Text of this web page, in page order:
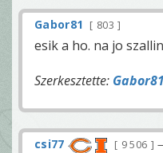
Gabor81 803
esik a ho. na jo
Szerkesztette: Gabor81
csi77 9 506